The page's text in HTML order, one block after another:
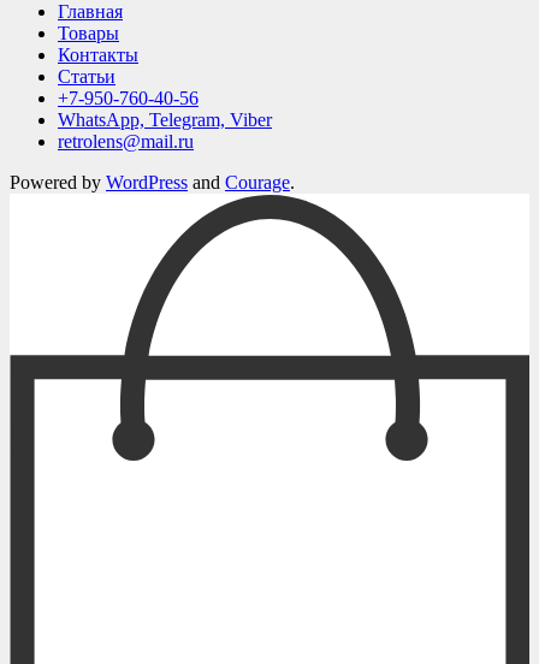
Главная
Товары
Контакты
Статьи
+7-950-760-40-56
WhatsApp, Telegram, Viber
retrolens@mail.ru
Powered by WordPress and Courage.